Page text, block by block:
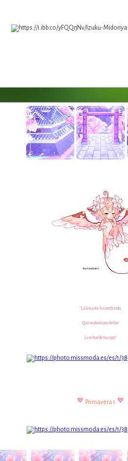
"La luna me ha confesado,
Que mataría por brillar
La mitad de tus ojos"
Primavera 1